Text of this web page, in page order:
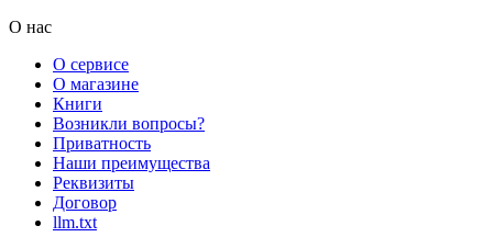
О нас
О сервисе
О магазине
Книги
Возникли вопросы?
Приватность
Наши преимущества
Реквизиты
Договор
llm.txt